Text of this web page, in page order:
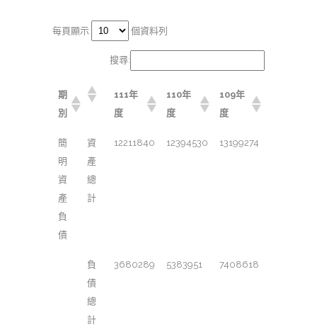
每頁顯示 個資料列
搜尋:
期
別
111年
度
110年
度
109年
度
簡
明
資
產
負
債
資
產
總
計
12211840 12394530 13199274
負
債
總
計
3680289 5383951 7408618